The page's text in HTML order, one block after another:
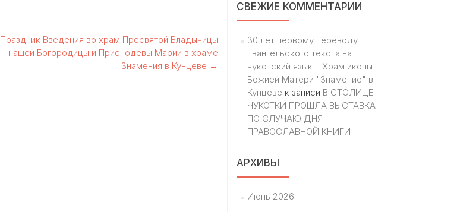
Праздник Введения во храм Пресвятой Владычицы
нашей Богородицы и Приснодевы Марии в храме
Знамения в Кунцеве →
СВЕЖИЕ КОММЕНТАРИИ
30 лет первому переводу
Евангельского текста на
чукотский язык – Храм иконы
Божией Матери "Знамение" в
Кунцеве к записи В СТОЛИЦЕ
ЧУКОТКИ ПРОШЛА ВЫСТАВКА
ПО СЛУЧАЮ ДНЯ
ПРАВОСЛАВНОЙ КНИГИ
АРХИВЫ
Июнь 2026